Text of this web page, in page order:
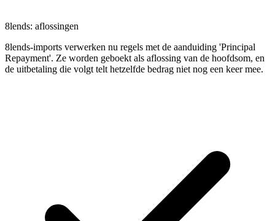
8lends: aflossingen
8lends-imports verwerken nu regels met de aanduiding 'Principal
Repayment'. Ze worden geboekt als aflossing van de hoofdsom, en
de uitbetaling die volgt telt hetzelfde bedrag niet nog een keer mee.